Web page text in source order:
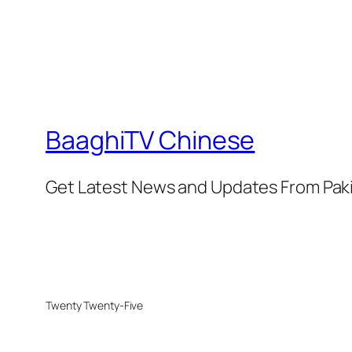
BaaghiTV Chinese
Get Latest News and Updates From
Twenty Twenty-Five